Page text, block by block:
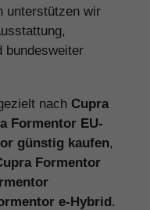
unterstützen wir
bundesweiter
nach Cupra
Formentor EU-
günstig kaufen,
Formentor
e-Hybrid.